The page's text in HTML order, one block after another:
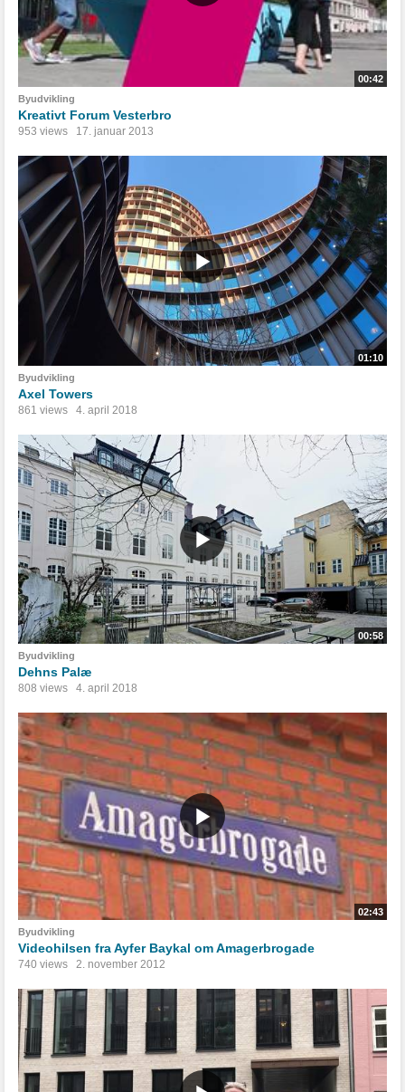
00:42
Byudvikling
Kreativt Forum Vesterbro
953 views 17. januar 2013
01:10
Byudvikling
Axel Towers
861 views 4. april 2018
00:58
Byudvikling
Dehns Palæ
808 views 4. april 2018
02:43
Byudvikling
Videohilsen fra Ayfer Baykal om Amagerbrogade
740 views 2. november 2012